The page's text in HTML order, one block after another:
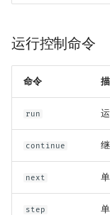
运行控制命令
命令
run
continue
next
step